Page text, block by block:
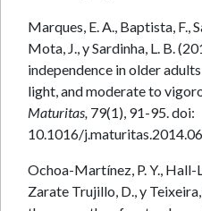
Marques, E. A., Baptista, F.,
Mota, J., y Sardinha, L. B.
independence in older
light, and moderate to
Maturitas, 79(1), 91-95. doi:
10.1016/
Ochoa-Martínez, P. Y., Hall-
Zarate Trujillo, D., y